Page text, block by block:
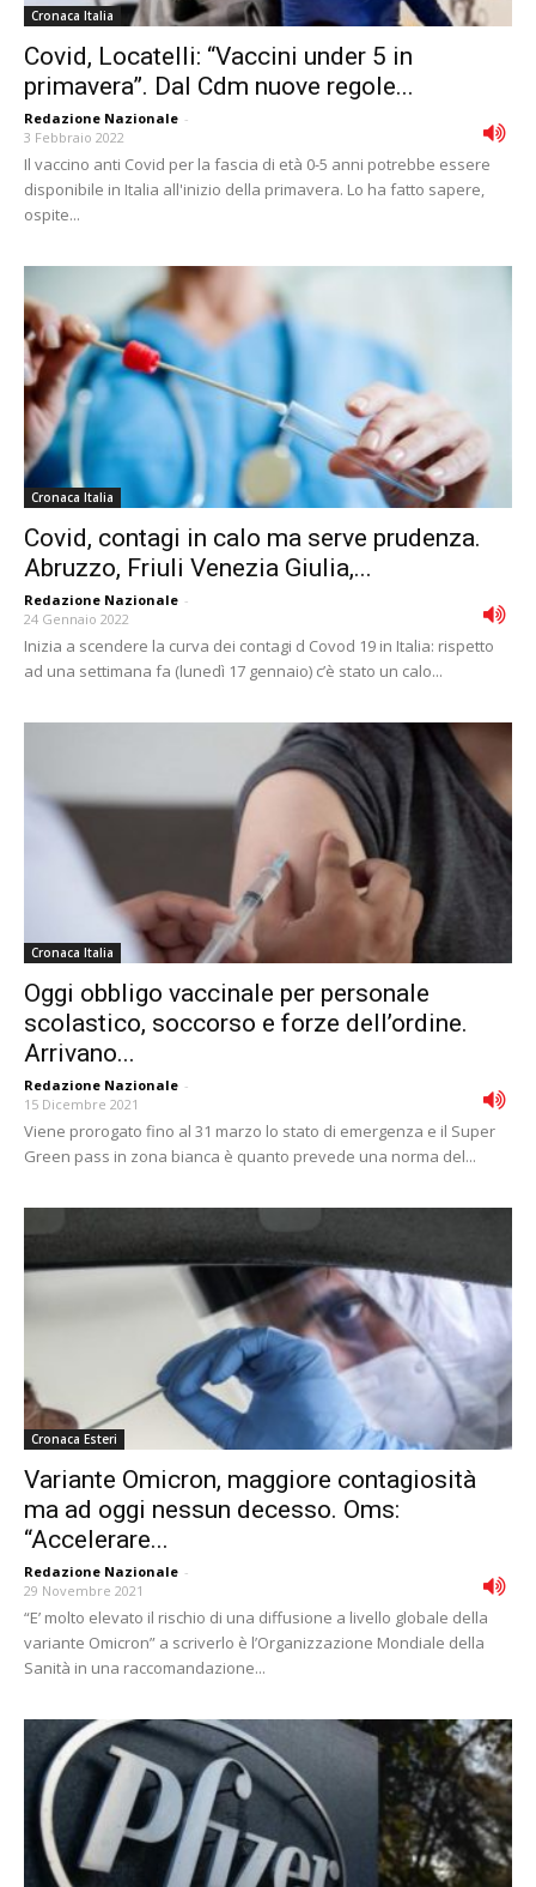
Cronaca Italia
Covid, Locatelli: “Vaccini under 5 in
primavera”. Dal Cdm nuove regole...
Redazione Nazionale -
3 Febbraio 2022
Il vaccino anti Covid per la fascia di età 0-5 anni potrebbe essere
disponibile in Italia all'inizio della primavera. Lo ha fatto sapere,
ospite...
Cronaca Italia
Covid, contagi in calo ma serve prudenza.
Abruzzo, Friuli Venezia Giulia,...
Redazione Nazionale -
24 Gennaio 2022
Inizia a scendere la curva dei contagi d Covod 19 in Italia: rispetto
ad una settimana fa (lunedì 17 gennaio) c’è stato un calo...
Cronaca Italia
Oggi obbligo vaccinale per personale
scolastico, soccorso e forze dell’ordine.
Arrivano...
Redazione Nazionale -
15 Dicembre 2021
Viene prorogato fino al 31 marzo lo stato di emergenza e il Super
Green pass in zona bianca è quanto prevede una norma del...
Cronaca Esteri
Variante Omicron, maggiore contagiosità
ma ad oggi nessun decesso. Oms:
“Accelerare...
Redazione Nazionale -
29 Novembre 2021
“E’ molto elevato il rischio di una diffusione a livello globale della
variante Omicron” a scriverlo è l’Organizzazione Mondiale della
Sanità in una raccomandazione...